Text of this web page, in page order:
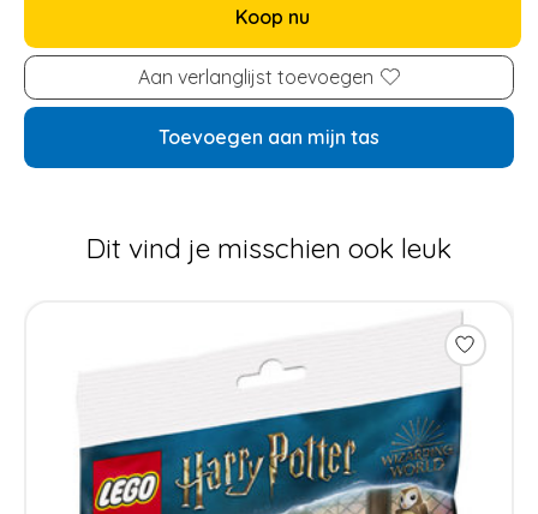
Koop nu
Aan verlanglijst toevoegen
Toevoegen aan mijn tas
Dit vind je misschien ook leuk